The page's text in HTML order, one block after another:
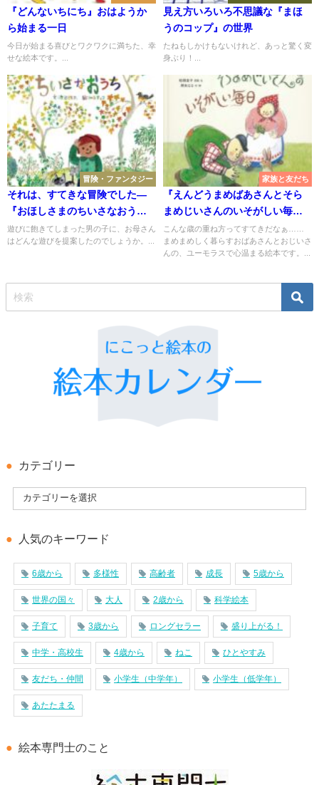
『どんないちにち』おはようか
ら始まる一日
今日が始まる喜びとワクワクに満ちた、幸
せな絵本です。...
見え方いろいろ不思議な『まほ
うのコップ』の世界
たねもしかけもないけれど、あっと驚く変
身ぶり！...
冒険・ファンタジー
それは、すてきな冒険でした―
『おほしさまのちいさなおう
ち』
遊びに飽きてしまった男の子に、お母さん
はどんな遊びを提案したのでしょうか。...
家族と友だち
『えんどうまめばあさんとそら
まめじいさんのいそがしい毎
日』の「暮らす」楽しさ
こんな歳の重ね方ってすてきだなぁ……
まめまめしく暮らすおばあさんとおじいさ
んの、ユーモラスで心温まる絵本です。...
カテゴリー
人気のキーワード
6歳から 多様性 高齢者 成長 5歳から
世界の国々 大人 2歳から 科学絵本
子育て 3歳から ロングセラー 盛り上がる！
中学・高校生 4歳から ねこ ひとやすみ
友だち・仲間 小学生（中学年） 小学生（低学年）
あたたまる
絵本専門士のこと